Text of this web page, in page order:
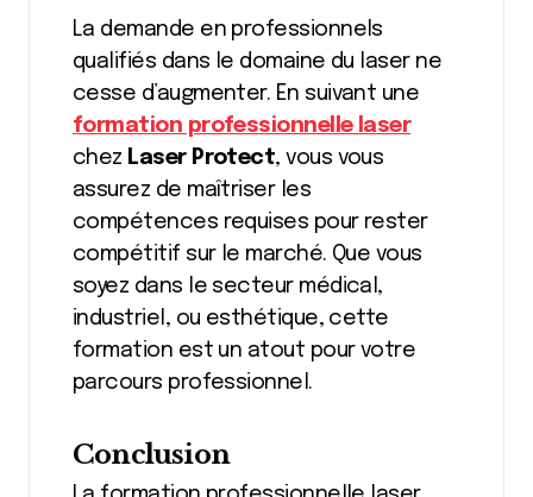
La demande en professionnels
qualifiés dans le domaine du laser ne
cesse d’augmenter. En suivant une
formation professionnelle laser
chez Laser Protect, vous vous
assurez de maîtriser les
compétences requises pour rester
compétitif sur le marché. Que vous
soyez dans le secteur médical,
industriel, ou esthétique, cette
formation est un atout pour votre
parcours professionnel.
Conclusion